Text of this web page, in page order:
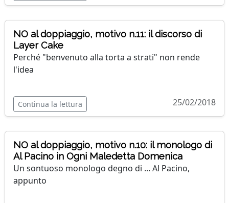
NO al doppiaggio, motivo n.11: il discorso di
Layer Cake
Perché "benvenuto alla torta a strati" non rende
l'idea
Continua la lettura 25/02/2018
NO al doppiaggio, motivo n.10: il monologo di
Al Pacino in Ogni Maledetta Domenica
Un sontuoso monologo degno di ... Al Pacino,
appunto